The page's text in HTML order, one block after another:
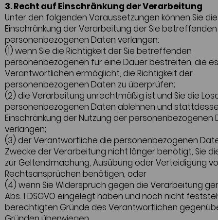
3. Recht auf Einschränkung der Verarbeitung
Unter den folgenden Voraussetzungen können Sie die
Einschränkung der Verarbeitung der Sie betreffenden
personenbezogenen Daten verlangen:
(1) wenn Sie die Richtigkeit der Sie betreffenden
personenbezogenen für eine Dauer bestreiten, die
Verantwortlichen ermöglicht, die Richtigkeit der
personenbezogenen Daten zu überprüfen;
(2) die Verarbeitung unrechtmäßig ist und Sie die
personenbezogenen Daten ablehnen und
Einschränkung der Nutzung der personenbezogenen
verlangen;
(3) der Verantwortliche die personenbezogenen
Zwecke der Verarbeitung nicht länger benötigt, Sie
zur Geltendmachung, Ausübung oder Verteidigung
Rechtsansprüchen benötigen, oder
(4) wenn Sie Widerspruch gegen die Verarbeitung
Abs. 1 DSGVO eingelegt haben und noch nicht
berechtigten Gründe des Verantwortlichen